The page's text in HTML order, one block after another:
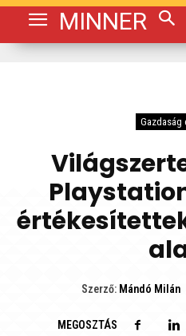
MINNER
Gazdaság
Szerző: Mándó Milán
MEGOSZTÁS